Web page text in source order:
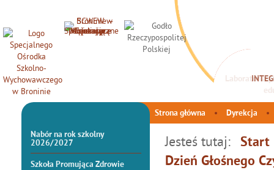
Strona główna Dyrekcja
Nabór na rok szkolny
2026/2027
Szkoła Promująca Zdrowie
Jesteś tutaj: Start
Dzień Głośnego